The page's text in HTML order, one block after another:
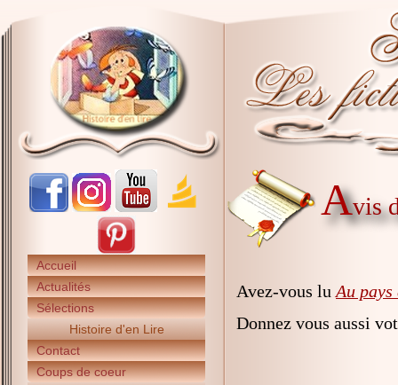
Accueil
Actualités
Sélections
Histoire d'en Lire
Contact
Coups de coeur
Avis
Avez-vous luAu pays
Donnez vous aussi